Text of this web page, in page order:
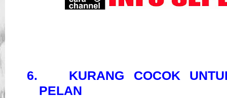
6.
KURANG COCOK
PELAN